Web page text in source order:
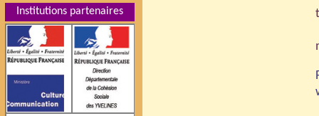
Institutions partenaires